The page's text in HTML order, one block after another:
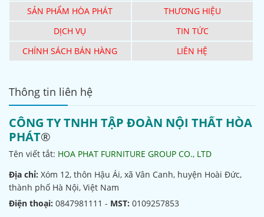
SẢN PHẨM HÒA PHÁT
THƯƠNG HIỆU
DỊCH VỤ
TIN TỨC
CHÍNH SÁCH BÁN HÀNG
LIÊN HỆ
Thông tin liên hệ
CÔNG TY TNHH TẬP ĐOÀN NỘI THẤT HÒA
PHÁT®
Tên viết tắt: HOA PHAT FURNITURE GROUP CO., LTD
Địa chỉ: Xóm 12, thôn Hậu Ái, xã Vân Canh, huyện Hoài Đức,
thành phố Hà Nội, Việt Nam
Điện thoại: 0847981111 - MST: 0109257853